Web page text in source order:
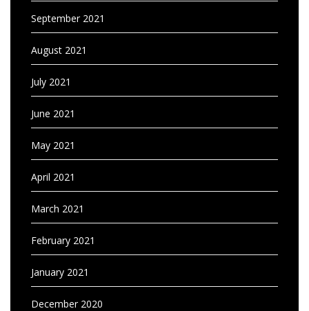
September 2021
August 2021
July 2021
June 2021
May 2021
April 2021
March 2021
February 2021
January 2021
December 2020